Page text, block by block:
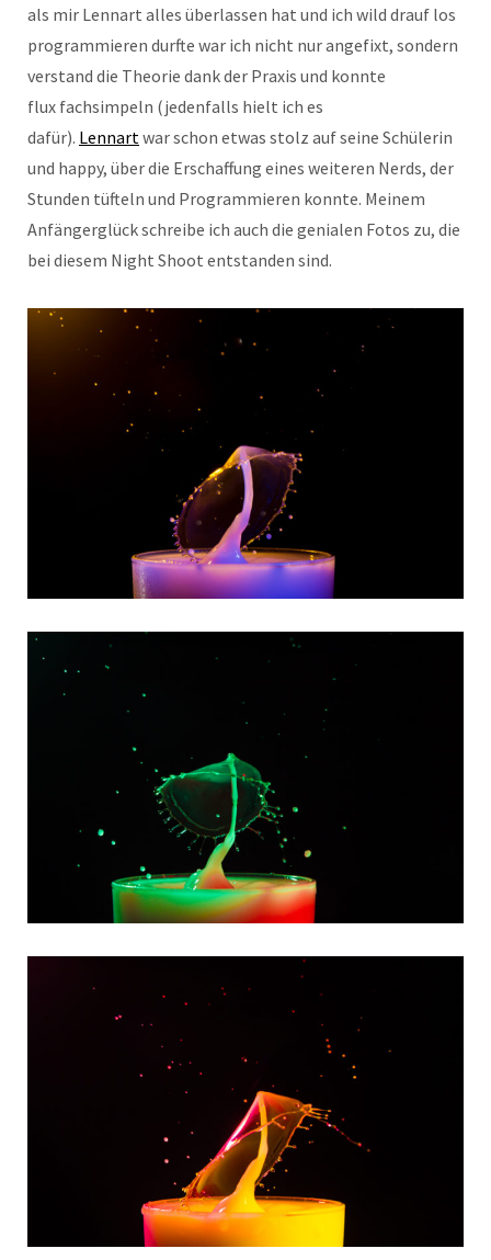
als mir Lennart alles überlassen hat und ich wild drauf los
programmieren durfte war ich nicht nur angefixt, sondern
verstand die Theorie dank der Praxis und konnte
flux fachsimpeln (jedenfalls hielt ich es
dafür). Lennartwar schon etwas stolz auf seine Schülerin
und happy, über die Erschaffung eines weiteren Nerds, der
Stunden tüfteln und Programmieren konnte. Meinem
Anfängerglück schreibe ich auch die genialen Fotos zu, die
bei diesem Night Shoot entstanden sind.